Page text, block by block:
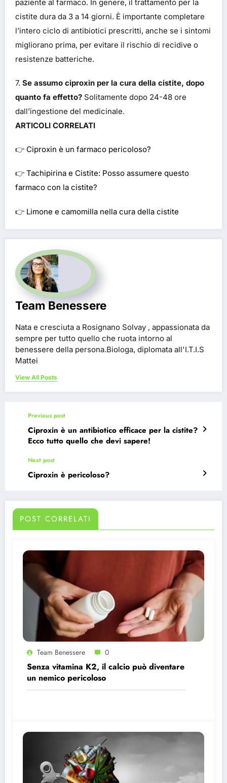
paziente al farmaco. In genere, il trattamento per la
cistite dura da 3 a 14 giorni. È importante completare
l’intero ciclo di antibiotici prescritti, anche se i sintomi
migliorano prima, per evitare il rischio di recidive o
resistenze batteriche.
7. Se assumo ciproxin per la cura della cistite, dopo
quanto fa effetto? Solitamente dopo 24-48 ore
dall’ingestione del medicinale.
ARTICOLI CORRELATI
👉 Ciproxin è un farmaco pericoloso?
👉 Tachipirina e Cistite: Posso assumere questo
farmaco con la cistite?
👉 Limone e camomilla nella cura della cistite
Team Benessere
Nata e cresciuta a Rosignano Solvay , appassionata da
sempre per tutto quello che ruota intorno al
benessere della persona.Biologa, diplomata all'I.T.I.S
Mattei
View All Posts
Previous post
Ciproxin è un antibiotico efficace per la cistite?
Ecco tutto quello che devi sapere!
Next post
Ciproxin è pericoloso?
POST CORRELATI
Team Benessere 0
Senza vitamina K2, il calcio può diventare
un nemico pericoloso